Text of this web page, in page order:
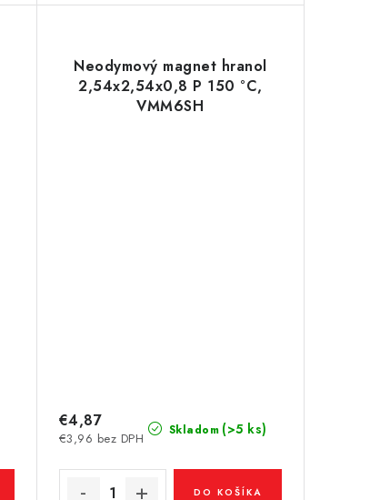
Neodymový magnet hranol
2,54x2,54x0,8 P 150 °C,
VMM6SH
Skladom (>5 ks)
€3,96 bez DPH
€4,87
DO KOŠÍKA